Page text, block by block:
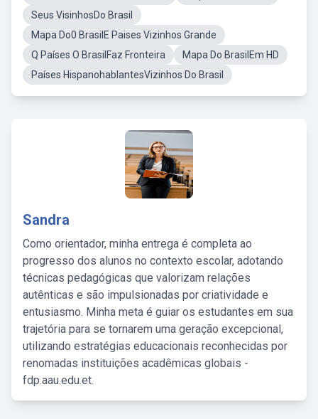
Seus VisinhosDo Brasil
Mapa Do0 BrasilE Paises Vizinhos Grande
Q Países O BrasilFaz Fronteira
Mapa Do BrasilEm HD
Países HispanohablantesVizinhos Do Brasil
Sandra
Como orientador, minha entrega é completa ao
progresso dos alunos no contexto escolar, adotando
técnicas pedagógicas que valorizam relações
autênticas e são impulsionadas por criatividade e
entusiasmo. Minha meta é guiar os estudantes em sua
trajetória para se tornarem uma geração excepcional,
utilizando estratégias educacionais reconhecidas por
renomadas instituições acadêmicas globais -
fdp.aau.edu.et.